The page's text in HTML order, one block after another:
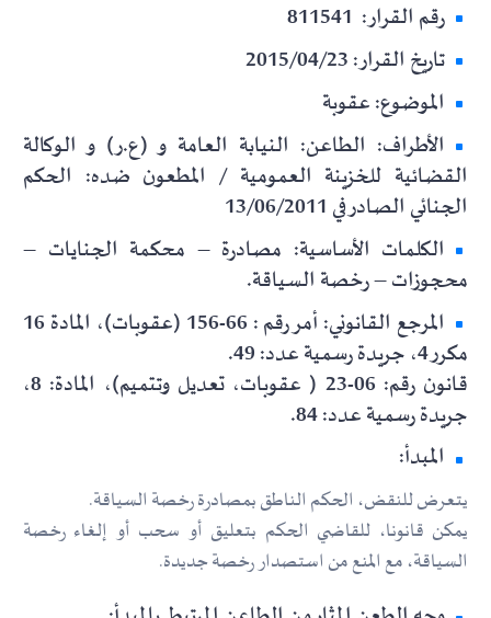
رقم القرار: 811541
تاريخ القرار: 2015/04/23
الموضوع: عقوبة
الأطراف: الطاعن: النيابة العامة و (ع.ر) و الوكالة
القضائية للخزينة العمومية / المطعون ضده: الحكم
الجنائي الصادر في 13/06/2011
الكلمات الأساسية: مصادرة – محكمة الجنايات –
محجوزات – رخصة السياقة.
المرجع القانوني: أمر رقم : 66-156 (عقوبات)، المادة 16
مكرر 4، جريدة رسمية عدد: 49.
قانون رقم: 06-23 ( عقوبات، تعديل وتتميم)، المادة: 8،
جريدة رسمية عدد: 84.
المبدأ:
يتعرض للنقض، الحكم الناطق بمصادرة رخصة السياقة.
يمكن قانونا، للقاضي الحكم بتعليق أو سحب أو إلغاء رخصة
السياقة، مع المنع من استصدار رخصة جديدة.